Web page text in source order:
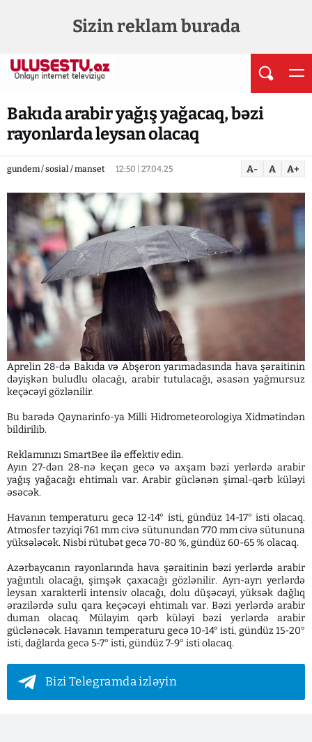
Sizin reklam burada
Bakıda arabir yağış yağacaq, bəzi
rayonlarda leysan olacaq
gundem / sosial / manset 12:50 | 27.04.25 A- A A+
Aprelin 28-də Bakıda və Abşeron yarımadasında hava şəraitinin
dəyişkən buludlu olacağı, arabir tutulacağı, əsasən yağmursuz
keçəcəyi gözlənilir.
Bu barədə Qaynarinfo-ya Milli Hidrometeorologiya Xidmətindən
bildirilib.
Reklamınızı SmartBee ilə effektiv edin.
Ayın 27-dən 28-nə keçən gecə və axşam bəzi yerlərdə arabir
yağış yağacağı ehtimalı var. Arabir güclənən şimal-qərb küləyi
əsəcək.
Havanın temperaturu gecə 12-14° isti, gündüz 14-17° isti olacaq.
Atmosfer təzyiqi 761 mm civə sütunundan 770 mm civə sütununa
yüksələcək. Nisbi rütubət gecə 70-80 %, gündüz 60-65 % olacaq.
Azərbaycanın rayonlarında hava şəraitinin bəzi yerlərdə arabir
yağıntılı olacağı, şimşək çaxacağı gözlənilir. Ayrı-ayrı yerlərdə
leysan xarakterli intensiv olacağı, dolu düşəcəyi, yüksək dağlıq
ərazilərdə sulu qara keçəcəyi ehtimalı var. Bəzi yerlərdə arabir
duman olacaq. Mülayim qərb küləyi bəzi yerlərdə arabir
güclənəcək. Havanın temperaturu gecə 10-14° isti, gündüz 15-20°
isti, dağlarda gecə 5-7° isti, gündüz 7-9° isti olacaq.
Bizi Telegramda izləyin